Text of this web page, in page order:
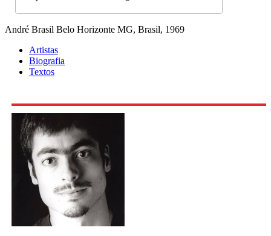
André Brasil Belo Horizonte MG, Brasil, 1969
Artistas
Biografia
Textos